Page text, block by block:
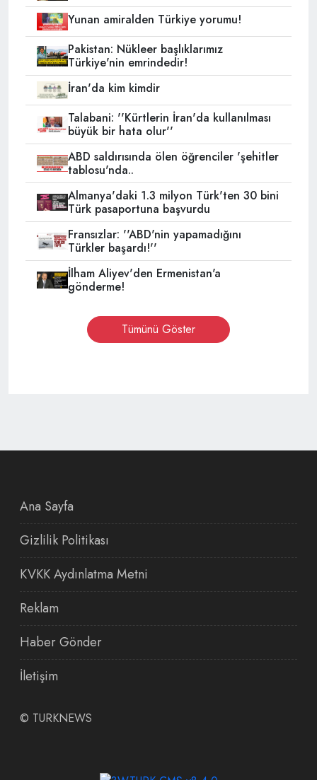
Yunan amiralden Türkiye yorumu!
Pakistan: Nükleer başlıklarımız
Türkiye'nin emrindedir!
İran'da kim kimdir
Talabani: ''Kürtlerin İran'da kullanılması
büyük bir hata olur''
ABD saldırısında ölen öğrenciler 'şehitler
tablosu'nda..
Almanya'daki 1.3 milyon Türk'ten 30 bini
Türk pasaportuna başvurdu
Fransızlar: ''ABD'nin yapamadığını
Türkler başardı!''
İlham Aliyev'den Ermenistan'a
gönderme!
Tümünü Göster
Ana Sayfa
Gizlilik Politikası
KVKK Aydınlatma Metni
Reklam
Haber Gönder
İletişim
© TURKNEWS